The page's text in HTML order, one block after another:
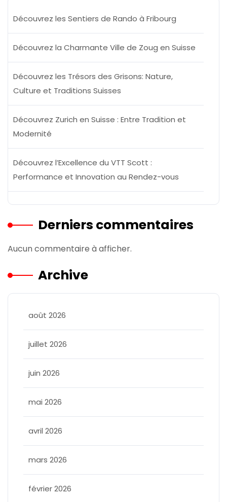
Découvrez les Sentiers de Rando à Fribourg
Découvrez la Charmante Ville de Zoug en Suisse
Découvrez les Trésors des Grisons: Nature,
Culture et Traditions Suisses
Découvrez Zurich en Suisse : Entre Tradition et
Modernité
Découvrez l’Excellence du VTT Scott :
Performance et Innovation au Rendez-vous
Derniers commentaires
Aucun commentaire à afficher.
Archive
août 2026
juillet 2026
juin 2026
mai 2026
avril 2026
mars 2026
février 2026